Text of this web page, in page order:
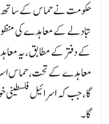
حکومت نے حماس کے ساتھ
تبادلے کے معاہدے کی
کے دفتر کے مطابق، یہ
معاہدے کے تحت، حماس
گا، جب کہ اسرائیل
گا۔